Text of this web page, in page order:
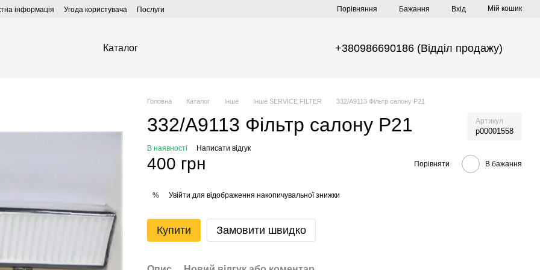
інформація Угода користувача Послуги Порівняння Бажання Вхід Мій кошик
Каталог +380986690186 (Відділ продажу)
Головна Каталог Інше Інше SERVICE FILTER 332/А9113 Фільтр салону Р21
332/А9113 Фільтр салону Р21 Артикул
р00001558
В наявності Написати відгук
400 грн Порівняти В бажання
% Увійти для відображення накопичувальної знижки
Купити Замовити швидко